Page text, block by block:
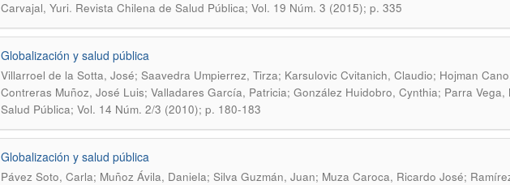
Carvajal, Yuri. Revista Chilena de Salud Pública; Vol. 19 Núm. 3 (2015); p. 335
Globalización y salud pública
Villarroel de la Sotta, José; Saavedra Umpierrez, Tirza; Karsulovic Cvitanich, Claudio; Hojman
Contreras Muñoz, José Luis; Valladares García, Patricia; González Huidobro, Cynthia; Parra Vega,
Salud Pública; Vol. 14 Núm. 2/3 (2010); p. 180-183
Globalización y salud pública
Pávez Soto, Carla; Muñoz Ávila, Daniela; Silva Guzmán, Juan; Muza Caroca, Ricardo José;